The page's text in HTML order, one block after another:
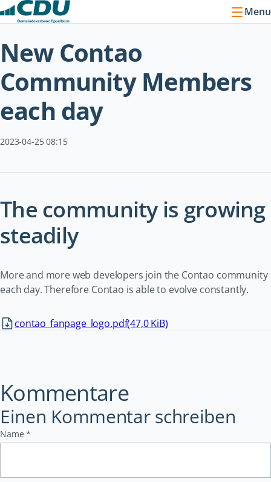
Menu
New Contao
Community Members
each day
2023-04-25 08:15
The community is growing
steadily
More and more web developers join the Contao community
each day. Therefore Contao is able to evolve constantly.
contao_fanpage_logo.pdf(47,0 KiB)
Kommentare
Einen Kommentar schreiben
Pflichtfeld
Name *